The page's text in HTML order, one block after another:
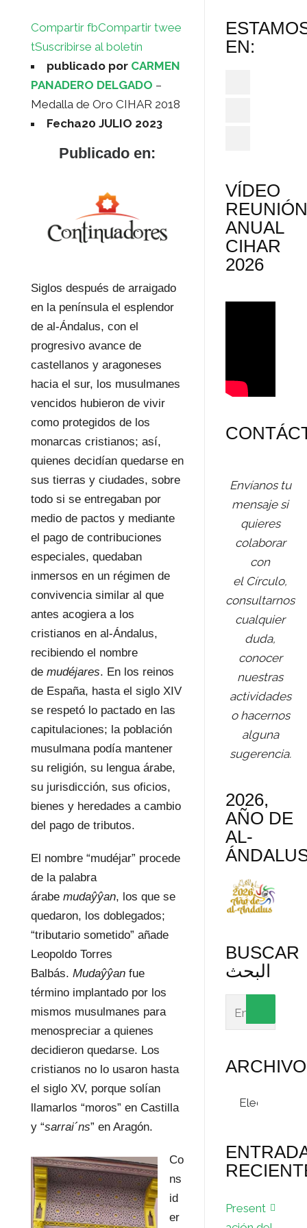
Compartir fbCompartir twee
tSuscribirse al boletín
publicado por CARMEN
PANADERO DELGADO –
Medalla de Oro CIHAR 2018
Fecha20 JULIO 2023
Publicado en:
Siglos después de arraigado
en la península el esplendor
de al-Ándalus, con el
progresivo avance de
castellanos y aragoneses
hacia el sur, los musulmanes
vencidos hubieron de vivir
como protegidos de los
monarcas cristianos; así,
quienes decidían quedarse en
sus tierras y ciudades, sobre
todo si se entregaban por
medio de pactos y mediante
el pago de contribuciones
especiales, quedaban
inmersos en un régimen de
convivencia similar al que
antes acogiera a los
cristianos en al-Ándalus,
recibiendo el nombre
de mudéjares. En los reinos
de España, hasta el siglo XIV
se respetó lo pactado en las
capitulaciones; la población
musulmana podía mantener
su religión, su lengua árabe,
su jurisdicción, sus oficios,
bienes y heredades a cambio
del pago de tributos.
El nombre “mudéjar” procede
de la palabra
árabe mudaŷŷan, los que se
quedaron, los doblegados;
“tributario sometido” añade
Leopoldo Torres
Balbás. Mudaŷŷanfue
término implantado por los
mismos musulmanes para
menospreciar a quienes
decidieron quedarse. Los
cristianos no lo usaron hasta
el siglo XV, porque solían
llamarlos “moros” en Castilla
y “sarrai´ns” en Aragón.
Co
ns
id
er
EN:
VÍDEO
ANUAL
CIHAR
2026
Envíanos tu
mensaje si
quieres
colaborar
con
el Círculo,
consultarnos
cualquier
duda,
conocer
nuestras
actividades
o hacernos
alguna
sugerencia.
2026,
AÑO DE
AL-
BUSCAR
البحث
Present